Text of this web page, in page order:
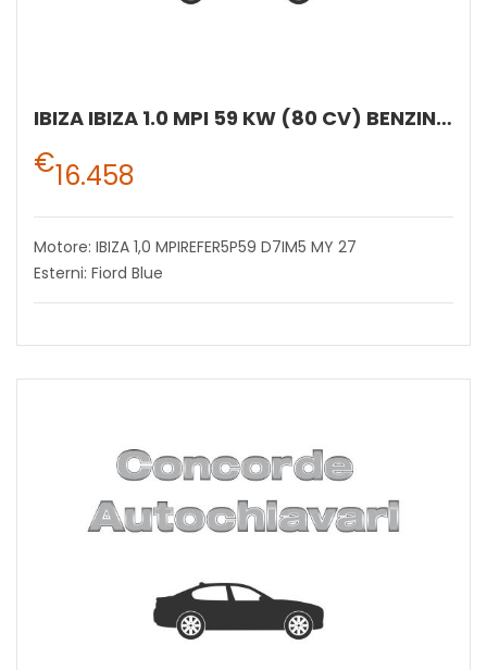
IBIZA IBIZA 1.0 MPI 59 KW (80 CV) BENZINA MANUALE 5 MARCE 2WD
€16.458
Motore: IBIZA 1,0 MPIREFER5P59 D7IM5 MY 27
Esterni: Fiord Blue